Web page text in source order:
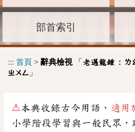
部首索引
::: 首頁 > 辭典檢視「 老邁龍鍾 : ㄌ
ㄓㄨㄥ 」
⚠本典收錄古今用語， 適用
小學階段學習與一般民眾，